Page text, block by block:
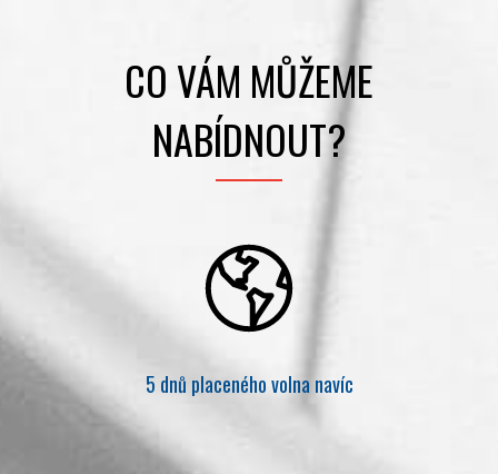
CO VÁM MŮŽEME
NABÍDNOUT?
5 dnů placeného volna navíc